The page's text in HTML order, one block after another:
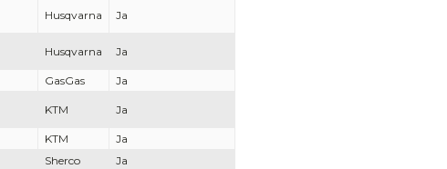
Husqvarna Ja
Husqvarna Ja
GasGas Ja
KTM Ja
KTM
Ja
Sherco
Ja